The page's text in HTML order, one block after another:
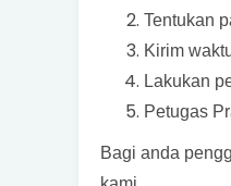
Tentukan
Kirim
Lakukan
Petugas
Bagi anda